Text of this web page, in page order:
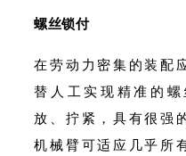
螺丝锁付
在劳动力密集的装配
替人工实现精准的螺
放、拧紧，具有很强
机械臂可适应几乎所